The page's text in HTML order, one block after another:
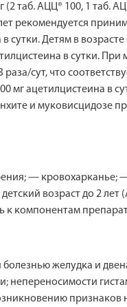
таб. АЦЦ® 100, 1 таб.
рекомендуется
сутки. Детям в
в сутки.
сут, что
мг ацетилцистеина
и муковисцидозе
—
возраст до 2
к компонентам
желудка и